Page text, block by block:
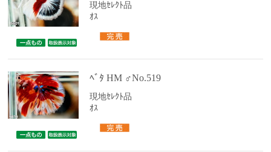
現地ｾﾚｸﾄ品
ｵｽ
ﾍﾞﾀ HM ♂No.519
現地ｾﾚｸﾄ品
ｵｽ